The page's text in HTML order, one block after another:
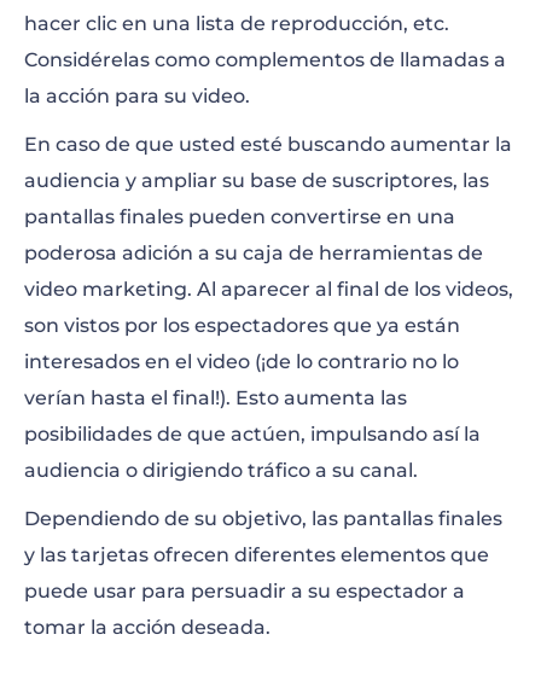
hacer clic en una lista de reproducción, etc.
Considérelas como complementos de llamadas a
la acción para su video.
En caso de que usted esté buscando aumentar la
audiencia y ampliar su base de suscriptores, las
pantallas finales pueden convertirse en una
poderosa adición a su caja de herramientas de
video marketing. Al aparecer al final de los videos,
son vistos por los espectadores que ya están
interesados en el video (¡de lo contrario no lo
verían hasta el final!). Esto aumenta las
posibilidades de que actúen, impulsando así la
audiencia o dirigiendo tráfico a su canal.
Dependiendo de su objetivo, las pantallas finales
y las tarjetas ofrecen diferentes elementos que
puede usar para persuadir a su espectador a
tomar la acción deseada.